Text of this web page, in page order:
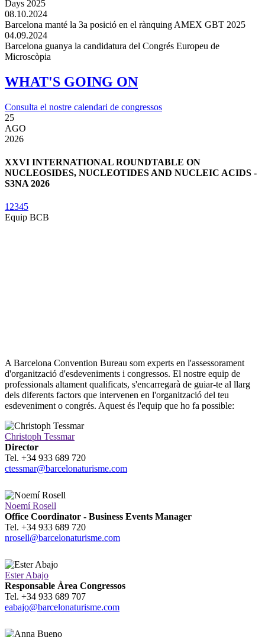
Days 2025
08.10.2024
Barcelona manté la 3a posició en el rànquing AMEX GBT 2025
04.09.2024
Barcelona guanya la candidatura del Congrés Europeu de
Microscòpia
WHAT'S GOING ON
Consulta el nostre calendari de congressos
25
AGO
2026
XXVI INTERNATIONAL ROUNDTABLE ON
NUCLEOSIDES, NUCLEOTIDES AND NUCLEIC ACIDS -
S3NA 2026
1 2345
Equip BCB
A Barcelona Convention Bureau som experts en l'assessorament
d'organització d'esdeveniments i congressos. El nostre equip de
professionals altament qualificats, s'encarregarà de guiar-te al llarg
dels diferents factors que intervenen en l'organització del teu
esdeveniment o congrés. Aquest és l'equip que ho fa possible:
Christoph Tessmar
Director
Tel. +34 933 689 720
ctessmar@barcelonaturisme.com
Noemí Rosell
Office Coordinator - Business Events Manager
Tel. +34 933 689 720
nrosell@barcelonaturisme.com
Ester Abajo
Responsable Àrea Congressos
Tel. +34 933 689 707
eabajo@barcelonaturisme.com